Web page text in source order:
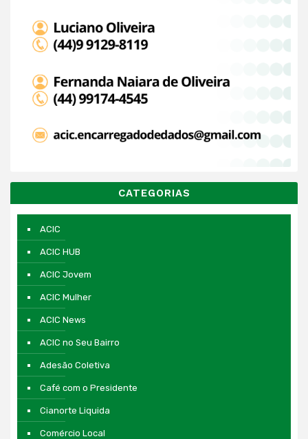
CATEGORIAS
ACIC
ACIC HUB
ACIC Jovem
ACIC Mulher
ACIC News
ACIC no Seu Bairro
Adesão Coletiva
Café com o Presidente
Cianorte Liquida
Comércio Local